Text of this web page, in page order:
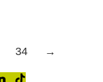
34 →